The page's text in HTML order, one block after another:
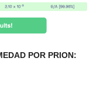
POR PRION: